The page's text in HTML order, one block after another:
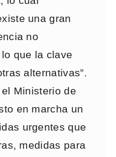
una gran
no
que la clave
alternativas”.
Ministerio de
en marcha un
urgentes que
medidas para